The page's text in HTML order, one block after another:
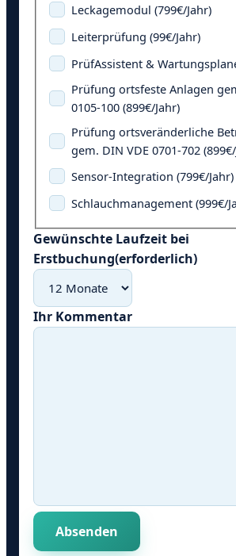
Leckagemodul (799€/Jahr)
Leiterprüfung (99€/Jahr)
PrüfAssistent &
Prüfung ortsfeste Anlagen
0105-100 (899€/Jahr)
Prüfung ortsveränderliche
gem. DIN VDE 0701-702
Sensor-Integration (799€/Jahr)
Schlauchmanagement (999€/
Gewünschte Laufzeit bei
Erstbuchung(erforderlich)
Ihr Kommentar